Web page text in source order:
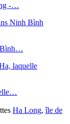
-…
Bình…
Ha Long,île de